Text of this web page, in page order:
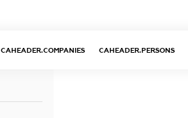
CAHEADER.COMPANIES CAHEADER.PERSONS